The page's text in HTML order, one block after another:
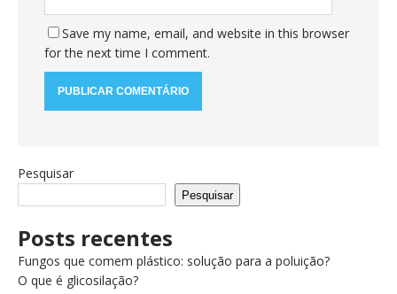
Save my name, email, and website in this browser
for the next time I comment.
Pesquisar
Pesquisar
Posts recentes
Fungos que comem plástico: solução para a poluição?
O que é glicosilação?